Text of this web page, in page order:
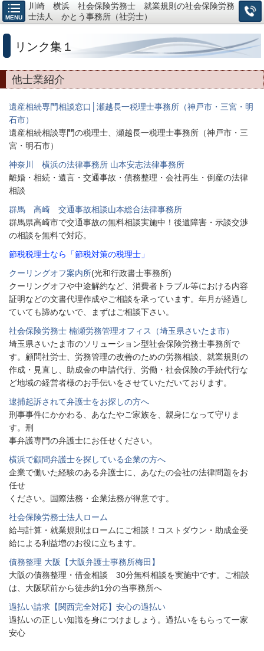
MENU
川崎 横浜 社会保険労務士 就業規則の社会保険労務
士法人 かとう事務所（社労士）
リンク集１
他士業紹介
遺産相続専門相談窓口│瀬越長一税理士事務所（神戸市・三宮・明
石市）
遺産相続相談専門の税理士、瀬越長一税理士事務所（神戸市・三
宮・明石市）
神奈川 横浜の法律事務所 山本安志法律事務所
離婚・相続・遺言・交通事故・債務整理・会社再生・倒産の法律
相談
群馬 高崎 交通事故相談山本総合法律事務所
群馬県高崎市で交通事故の無料相談実施中！後遺障害・示談交渉
の相談を無料で対応。
節税税理士なら「節税対策の税理士」
クーリングオフ案内所(光和行政書士事務所)
クーリングオフや中途解約など、消費者トラブル等における内容
証明などの文書代理作成やご相談を承っています。年月が経過し
ていても諦めないで、まずはご相談下さい。
社会保険労務士 楠瀬労務管理オフィス（埼玉県さいたま市）
埼玉県さいたま市のソリューション型社会保険労務士事務所で
す。顧問社労士、労務管理の改善のための労務相談、就業規則の
作成・見直し、助成金の申請代行、労働・社会保険の手続代行な
ど地域の経営者様のお手伝いをさせていただいております。
逮捕起訴されて弁護士をお探しの方へ
刑事事件にかかわる、あなたやご家族を、親身になって守りま
す。刑
事弁護専門の弁護士にお任せください。
横浜で顧問弁護士を探している企業の方へ
企業で働いた経験のある弁護士に、あなたの会社の法律問題をお
任せ
ください。国際法務・企業法務が得意です。
社会保険労務士法人ローム
給与計算・就業規則はロームにご相談！コストダウン・助成金受
給による利益増のお役に立ちます。
債務整理 大阪【大阪弁護士事務所梅田】
大阪の債務整理・借金相談 30分無料相談を実施中です。ご相談
は、大阪駅前から徒歩約1分の当事務所へ
過払い請求【関西完全対応】安心の過払い
過払いの正しい知識を身につけましょう。過払いをもらって一家
安心